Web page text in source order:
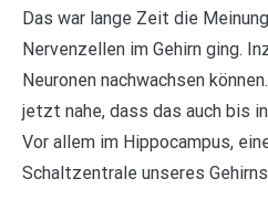
Das war lange Zeit die
Nervenzellen im Gehirn ging.
Neuronen nachwachsen
jetzt nahe, dass das auch bis
Vor allem im Hippocampus,
Schaltzentrale unseres